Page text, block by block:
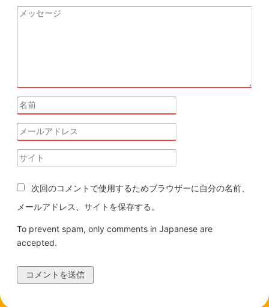
次回のコメントで使用するためブラウザーに自分の名前、
メールアドレス、サイトを保存する。
To prevent spam, only comments in Japanese are
accepted.